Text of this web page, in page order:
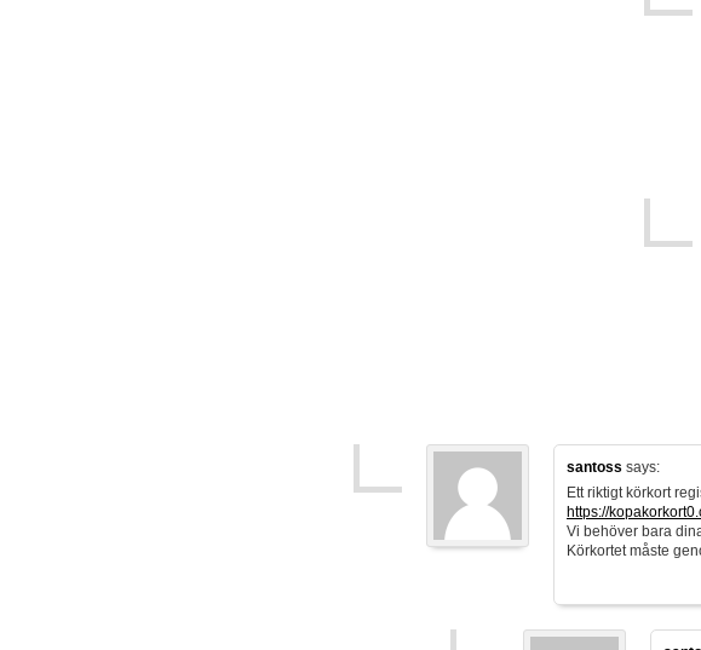
santoss says:
Ett riktigt körkort
https://
Vi behöver bara
Körkortet måste